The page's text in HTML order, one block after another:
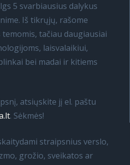
5 svarbiausius dalykus
Iš tikrųjų, rašome
tačiau daugiausiai
laisvalaikiui,
bei madai ir kitiems
atsiųskite jį el. paštu
. Sėkmės!
straipsnius verslo,
grožio, sveikatos ar